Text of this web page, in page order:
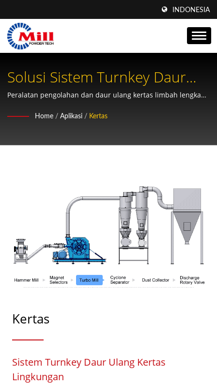
INDONESIA
Solusi Sistem Turnkey Daur
Ulang Kertas Ramah
Lingkungan
Peralatan pengolahan dan daur ulang kertas limbah lengkap
yang berkelanjutan
Home / Aplikasi / Kertas
Kertas
Sistem Turnkey Daur Ulang Kertas
Lingkungan